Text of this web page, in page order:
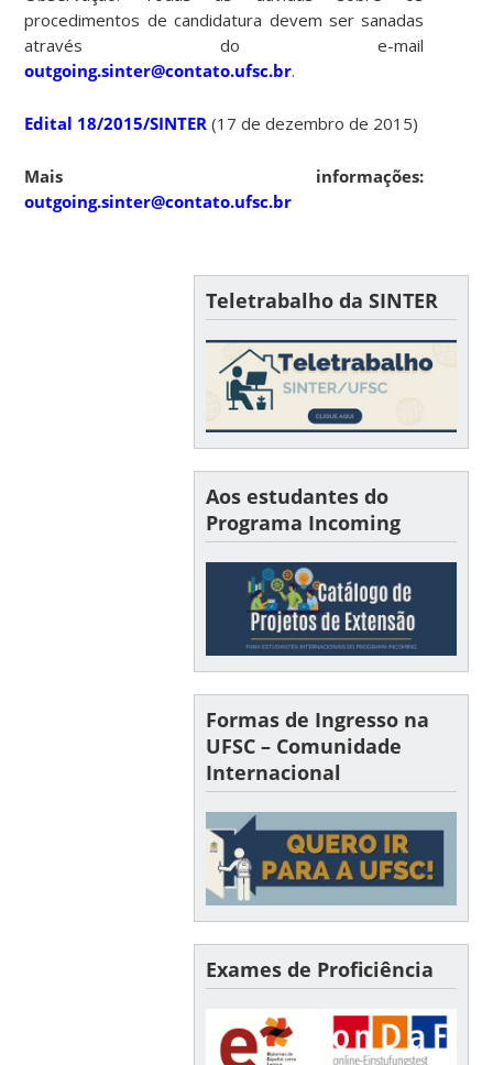
procedimentos de candidatura devem ser sanadas
através do e-mail
outgoing.sinter@contato.ufsc.br.
Edital 18/2015/SINTER(17 de dezembro de 2015)
Mais informações:
outgoing.sinter@contato.ufsc.br
Teletrabalho da SINTER
Aos estudantes do
Programa Incoming
Formas de Ingresso na
UFSC – Comunidade
Internacional
Exames de Proficiência